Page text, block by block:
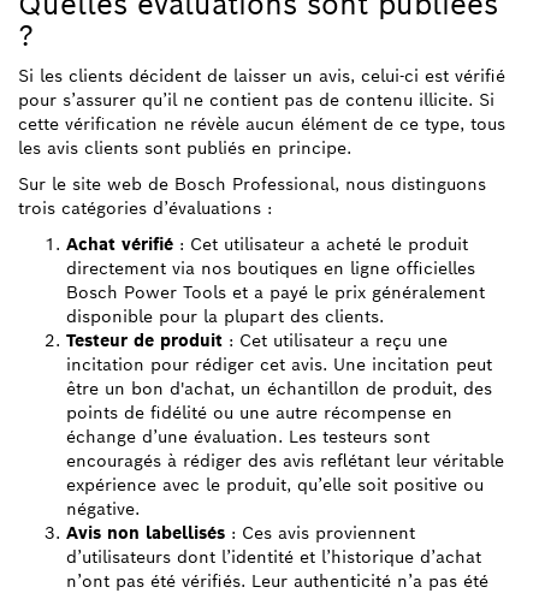
?
Si les clients décident de laisser un avis, celui-ci est vérifié
pour s’assurer qu’il ne contient pas de contenu illicite. Si
cette vérification ne révèle aucun élément de ce type, tous
les avis clients sont publiés en principe.
Sur le site web de Bosch Professional, nous distinguons
trois catégories d’évaluations :
Achat vérifié : Cet utilisateur a acheté le produit
directement via nos boutiques en ligne officielles
Bosch Power Tools et a payé le prix généralement
disponible pour la plupart des clients.
Testeur de produit : Cet utilisateur a reçu une
incitation pour rédiger cet avis. Une incitation peut
être un bon d'achat, un échantillon de produit, des
points de fidélité ou une autre récompense en
échange d’une évaluation. Les testeurs sont
encouragés à rédiger des avis reflétant leur véritable
expérience avec le produit, qu’elle soit positive ou
négative.
Avis non labellisés : Ces avis proviennent
d’utilisateurs dont l’identité et l’historique d’achat
n’ont pas été vérifiés. Leur authenticité n’a pas été